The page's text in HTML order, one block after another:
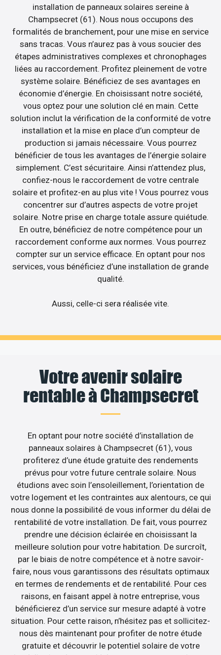
installation de panneaux solaires sereine à
Champsecret (61). Nous nous occupons des
formalités de branchement, pour une mise en service
sans tracas. Vous n’aurez pas à vous soucier des
étapes administratives complexes et chronophages
liées au raccordement. Profitez pleinement de votre
système solaire. Bénéficiez de ses avantages en
économie d’énergie. En choisissant notre société,
vous optez pour une solution clé en main. Cette
solution inclut la vérification de la conformité de votre
installation et la mise en place d’un compteur de
production si jamais nécessaire. Vous pourrez
bénéficier de tous les avantages de l’énergie solaire
simplement. C’est sécuritaire. Ainsi n’attendez plus,
confiez-nous le raccordement de votre centrale
solaire et profitez-en au plus vite ! Vous pourrez vous
concentrer sur d’autres aspects de votre projet
solaire. Notre prise en charge totale assure quiétude.
En outre, bénéficiez de notre compétence pour un
raccordement conforme aux normes. Vous pourrez
compter sur un service efficace. En optant pour nos
services, vous bénéficiez d’une installation de grande
qualité.
Aussi, celle-ci sera réalisée vite.
Votre avenir solaire
rentable à Champsecret
En optant pour notre société d’installation de
panneaux solaires à Champsecret (61), vous
profiterez d’une étude gratuite des rendements
prévus pour votre future centrale solaire. Nous
étudions avec soin l’ensoleillement, l’orientation de
votre logement et les contraintes aux alentours, ce qui
nous donne la possibilité de vous informer du délai de
rentabilité de votre installation. De fait, vous pourrez
prendre une décision éclairée en choisissant la
meilleure solution pour votre habitation. De surcroît,
par le biais de notre compétence et à notre savoir-
faire, nous vous garantissons des résultats optimaux
en termes de rendements et de rentabilité. Pour ces
raisons, en faisant appel à notre entreprise, vous
bénéficierez d’un service sur mesure adapté à votre
situation. Pour cette raison, n’hésitez pas et sollicitez-
nous dès maintenant pour profiter de notre étude
gratuite et découvrir le potentiel solaire de votre